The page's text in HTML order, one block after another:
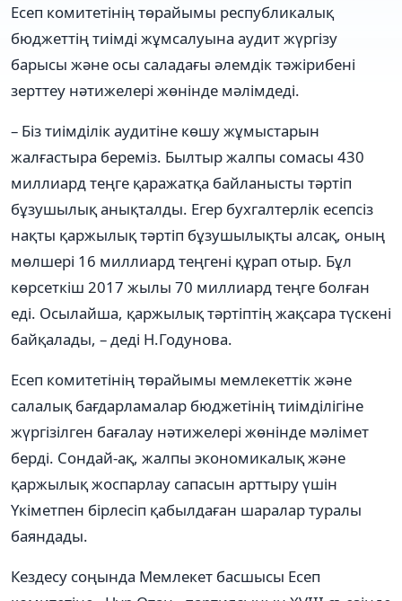
Есеп комитетінің төрайымы республикалық
бюджеттің тиімді жұмсалуына аудит жүргізу
барысы және осы саладағы әлемдік тәжірибені
зерттеу нәтижелері жөнінде мәлімдеді.
– Біз тиімділік аудитіне көшу жұмыстарын
жалғастыра береміз. Былтыр жалпы сомасы 430
миллиард теңге қаражатқа байланысты тәртіп
бұзушылық анықталды. Егер бухгалтерлік есепсіз
нақты қаржылық тәртіп бұзушылықты алсақ, оның
мөлшері 16 миллиард теңгені құрап отыр. Бұл
көрсеткіш 2017 жылы 70 миллиард теңге болған
еді. Осылайша, қаржылық тәртіптің жақсара түскені
байқалады, – деді Н.Годунова.
Есеп комитетінің төрайымы мемлекеттік және
салалық бағдарламалар бюджетінің тиімділігіне
жүргізілген бағалау нәтижелері жөнінде мәлімет
берді. Сондай-ақ, жалпы экономикалық және
қаржылық жоспарлау сапасын арттыру үшін
Үкіметпен бірлесіп қабылдаған шаралар туралы
баяндады.
Кездесу соңында Мемлекет басшысы Есеп